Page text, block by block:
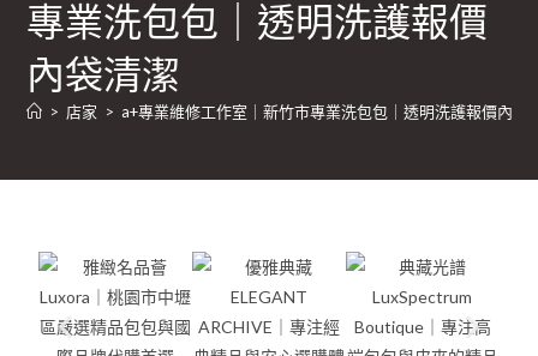
專業洗包包｜透明洗護報價
內袋清潔
> 店家 > a+專業維修工作室｜新竹市專業洗包包｜透明洗護報價內袋